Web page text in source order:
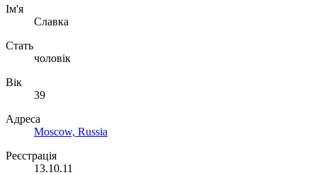
Ім'я
Славка
Стать
чоловік
Вік
39
Адреса
Moscow, Russia
Реєстрація
13.10.11